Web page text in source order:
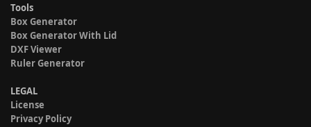
Tools
Box Generator
Box Generator With Lid
DXF Viewer
Ruler Generator
LEGAL
License
Privacy Policy